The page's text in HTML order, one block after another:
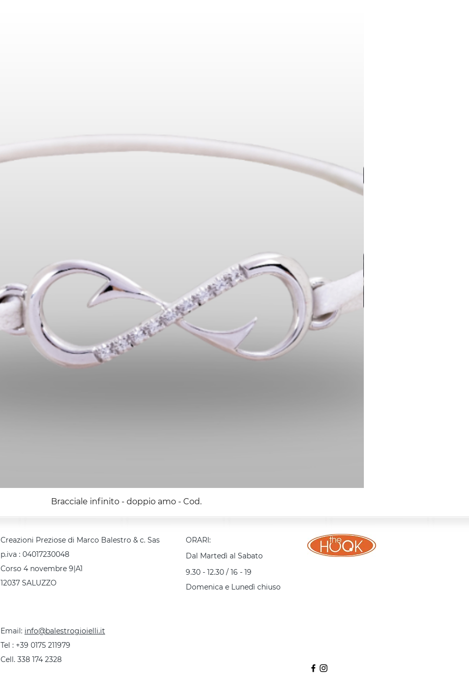
Bracciale infinito - doppio amo - Cod.
Creazioni Preziose di Marco Balestro & c. Sas
p.iva : 04017230048
Corso 4 novembre 9|A1
12037 SALUZZO
ORARI:
Dal Martedì al Sabato
9.30 - 12.30 / 16 - 19
Domenica e Lunedì chiuso
Email: info@balestrogioielli.it
Tel : +39 0175 211979
Cell. 338 174 2328